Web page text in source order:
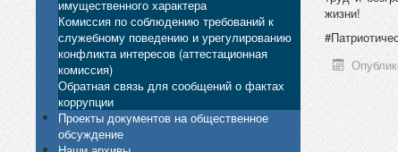
имущественного характера
Комиссия по соблюдению требований к
служебному поведению и урегулированию
конфликта интересов (аттестационная
комиссия)
Обратная связь для сообщений о фактах
коррупции
Проекты документов на общественное
обсуждение
жизни!